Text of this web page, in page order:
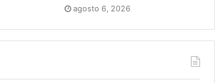
agosto 6, 2026